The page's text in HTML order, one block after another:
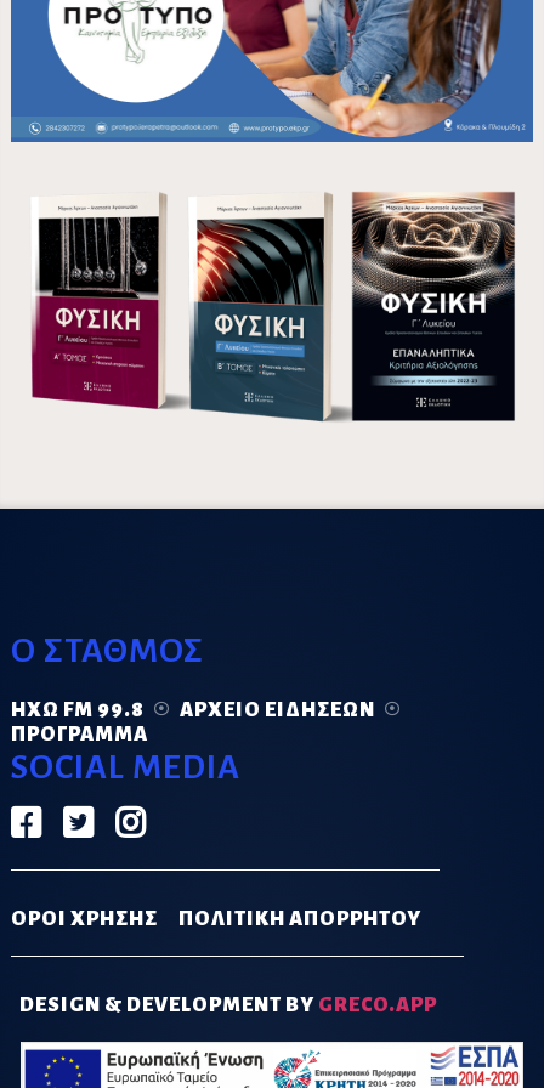
Ο ΣΤΑΘΜΟΣ
ΗΧΏ FM 99.8
ΑΡΧΕΊΟ ΕΙΔΉΣΕΩΝ
ΠΡΌΓΡΑΜΜΑ
SOCIAL MEDIA
ΟΡΟΙ ΧΡΗΣΗΣ ΠΟΛΙΤΙΚΗ ΑΠΟΡΡΗΤΟΥ
DESIGN & DEVELOPMENT BY GRECO.APP